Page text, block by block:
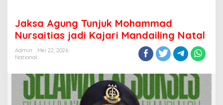
Jaksa Agung Tunjuk Mohammad
Nursaitias jadi Kajari Mandailing Natal
Admin
Mei 22, 2026
National